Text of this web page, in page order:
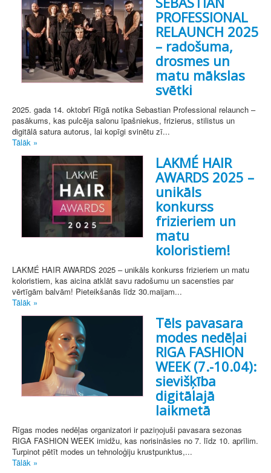
PROFESSIONAL
RELAUNCH 2025
– radošuma,
drosmes un
matu mākslas
svētki
2025. gada 14. oktobrī Rīgā notika Sebastian Professional relaunch –
pasākums, kas pulcēja salonu īpašniekus, frizierus, stilistus un
digitālā satura autorus, lai kopīgi svinētu zī...
Tālāk »
LAKMÉ HAIR
AWARDS 2025 –
unikāls
konkurss
frizieriem un
matu
koloristiem!
LAKMÉ HAIR AWARDS 2025 – unikāls konkurss frizieriem un matu
koloristiem, kas aicina atklāt savu radošumu un sacensties par
vērtīgām balvām! Pieteikšanās līdz 30.maijam...
Tālāk »
Tēls pavasara
modes nedēļai
RIGA FASHION
WEEK (7.-10.04):
sievišķība
digitālajā
laikmetā
Rīgas modes nedēļas organizatori ir paziņojuši pavasara sezonas
RIGA FASHION WEEK imidžu, kas norisināsies no 7. līdz 10. aprīlim.
Turpinot pētīt modes un tehnoloģiju krustpunktus,...
Tālāk »